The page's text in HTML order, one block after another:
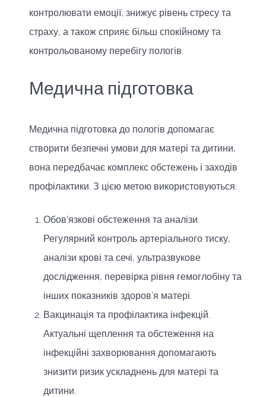
контролювати емоції, знижує рівень стресу та
страху, а також сприяє більш спокійному та
контрольованому перебігу пологів.
Медична підготовка
Медична підготовка до пологів допомагає
створити безпечні умови для матері та дитини,
вона передбачає комплекс обстежень і заходів
профілактики. З цією метою використовуються:
Обов’язкові обстеження та аналізи.
Регулярний контроль артеріального тиску,
аналізи крові та сечі, ультразвукове
дослідження, перевірка рівня гемоглобіну та
інших показників здоров’я матері.
Вакцинація та профілактика інфекцій.
Актуальні щеплення та обстеження на
інфекційні захворювання допомагають
знизити ризик ускладнень для матері та
дитини.